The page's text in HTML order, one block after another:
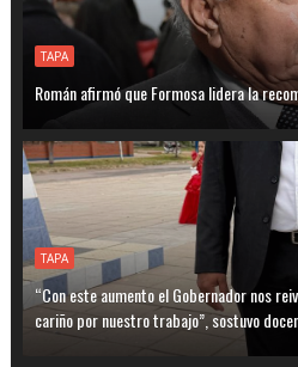
TAPA
Román afirmó que Formosa lidera la
TAPA
“Con este aumento el Gobernador nos
cariño por nuestro trabajo”, sostuvo